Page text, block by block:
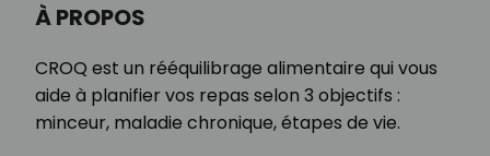
À PROPOS
CROQ est un rééquilibrage alimentaire qui vous
aide à planifier vos repas selon 3 objectifs :
minceur, maladie chronique, étapes de vie.